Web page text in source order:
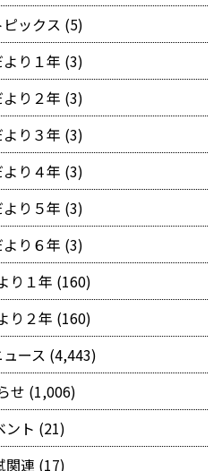
ックス (5)
り１年 (3)
り２年 (3)
り３年 (3)
り４年 (3)
り５年 (3)
り６年 (3)
り１年 (160)
り２年 (160)
ース (4,443)
せ (1,006)
ント (21)
関連 (17)